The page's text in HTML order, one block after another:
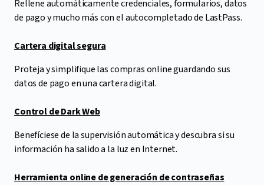
Rellene automáticamente credenciales, formularios, datos
de pago y mucho más con el autocompletado de LastPass.
Cartera digital segura
Proteja y simplifique las compras online guardando sus
datos de pago en una cartera digital.
Control de Dark Web
Benefíciese de la supervisión automática y descubra si su
información ha salido a la luz en Internet.
Herramienta online de generación de contraseñas